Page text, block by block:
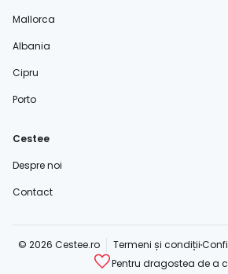
Mallorca
Albania
Cipru
Porto
Cestee
Despre noi
Contact
© 2026 Cestee.ro Termeni și condiții
Pentru dragostea de a